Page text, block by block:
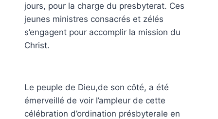
jours, pour la charge du presbyterat. Ces
jeunes ministres consacrés et zélés
s’engagent pour accomplir la mission du
Christ.
Le peuple de Dieu,de son côté, a été
émerveillé de voir l’ampleur de cette
célébration d’ordination présbyterale en